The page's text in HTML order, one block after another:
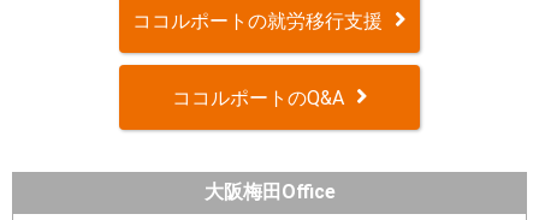
ココルポートの就労移行支援
ココルポートのQ&A
大阪梅田Office